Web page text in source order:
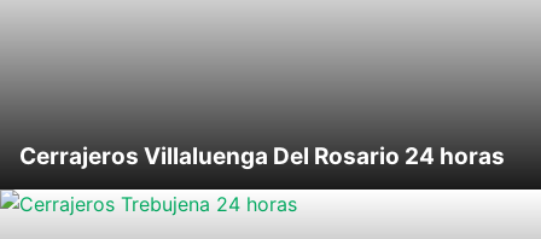
Cerrajeros Villaluenga Del Rosario 24 horas